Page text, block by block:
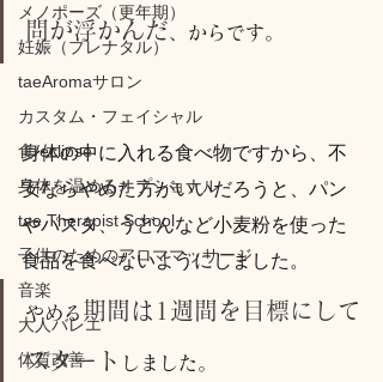
メノポーズ（更年期）
妊娠（プレナタル）
taeAromaサロン
カスタム・フェイシャル
食/eclipse
身体を温めるオプショナル
tae Therapist School
子供のためのアロママッサージ
音楽
大人バレエ
体質改善
問が浮かんだ 、からです。
身体の中に入れる食べ物ですから、不
安ならやめた方がいいだろうと、パン
やパスタ、うどんなど小麦粉を使った
食品を食べないようにしました。
やめる 期間は1週間を目標にして
スタート しました。